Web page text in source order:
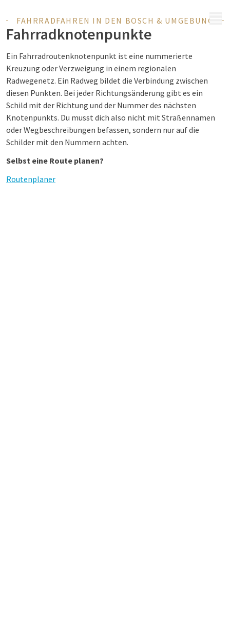
MENÜ
FAHRRADFAHREN IN DEN BOSCH & UMGEBUNG
Fahrradknotenpunkte
Ein Fahrradroutenknotenpunkt ist eine nummerierte
Kreuzung oder Verzweigung in einem regionalen
Radwegenetz. Ein Radweg bildet die Verbindung zwischen
diesen Punkten. Bei jeder Richtungsänderung gibt es ein
Schild mit der Richtung und der Nummer des nächsten
Knotenpunkts. Du musst dich also nicht mit Straßennamen
oder Wegbeschreibungen befassen, sondern nur auf die
Schilder mit den Nummern achten.
Selbst eine Route planen?
Routenplaner